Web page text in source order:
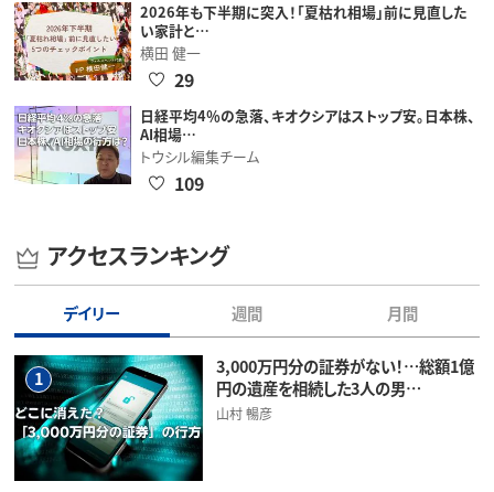
2026年も下半期に突入！「夏枯れ相場」前に見直した
い家計と…
横田 健一
29
日経平均4％の急落、キオクシアはストップ安。日本株、
AI相場…
トウシル編集チーム
109
アクセスランキング
デイリー 週間 月間
1
3,000万円分の証券がない！…総額1億
円の遺産を相続した3人の男…
山村 暢彦